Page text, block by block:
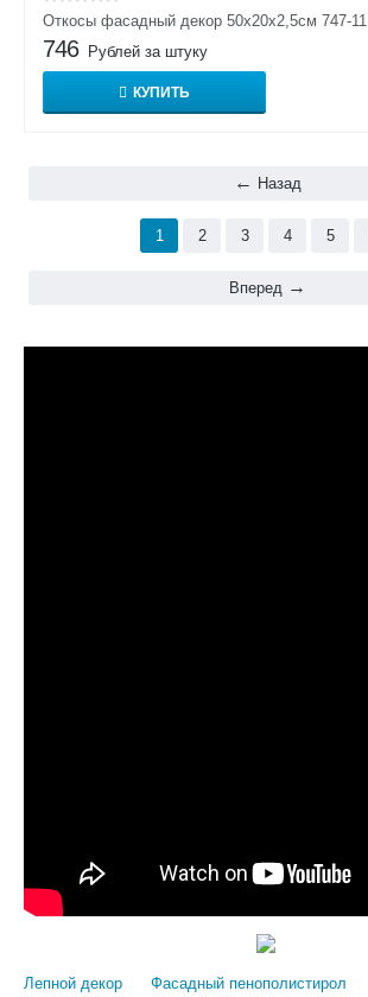
Откосы фасадный декор 50x20x2,5см 747-11
746 Рублей за штуку
КУПИТЬ
Назад
1 2 3 4 5
Вперед
Лепной декор
Фасадный пенополистирол